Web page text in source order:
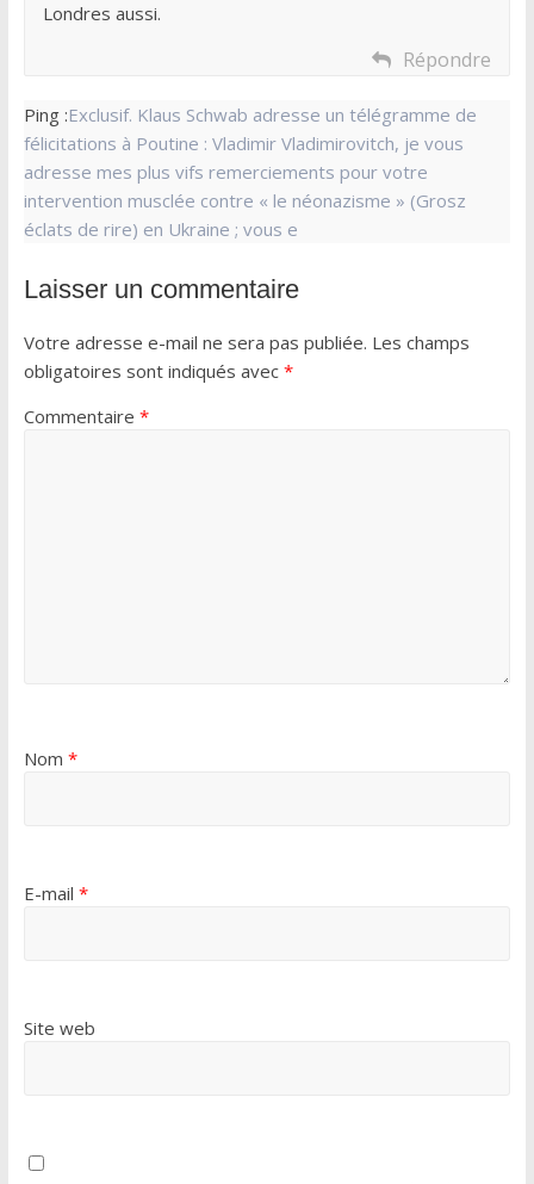
Londres aussi.
Répondre
Ping :Exclusif. Klaus Schwab adresse un télégramme de
félicitations à Poutine : Vladimir Vladimirovitch, je vous
adresse mes plus vifs remerciements pour votre
intervention musclée contre « le néonazisme » (Grosz
éclats de rire) en Ukraine ; vous e
Laisser un commentaire
Votre adresse e-mail ne sera pas publiée. Les champs
obligatoires sont indiqués avec *
Commentaire *
Nom *
E-mail *
Site web